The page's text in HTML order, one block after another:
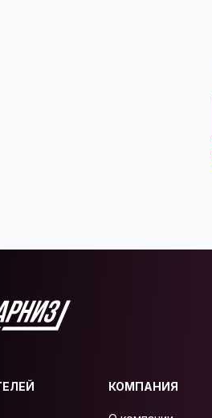
КОМПАНИЯ